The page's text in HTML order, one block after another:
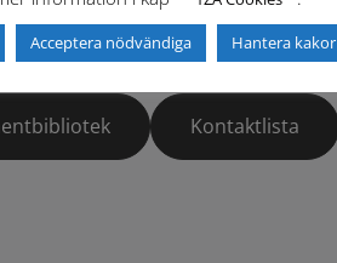
Kontaktlista
Acceptera nödvändiga Hantera kakor